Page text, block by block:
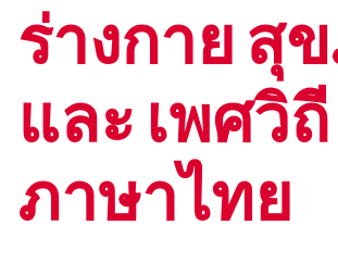
ร่างกาย สุ
และ เพศวิ
ภาษาไทย